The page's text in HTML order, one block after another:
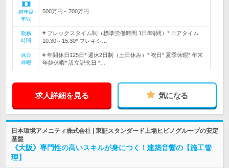
初年度
年収
500万円～700万円
勤務
時間
# フレックスタイム制（標準労働時間 1日8時間）* コアタイム
10:30～15:30* フレキシ…
休日
休暇
# 年間休日125日* 週休2日制（土日休み）* 祝日* 夏季休暇* 年末
年始休暇* 設立記念日 *…
求人詳細を見る 気になる
日本環境アメニティ株式会社 | 東証スタンダード上場ヒビノグループの安定
基盤
《大阪》専門性の高いスキルが身につく！建築音響の【施工管
理】